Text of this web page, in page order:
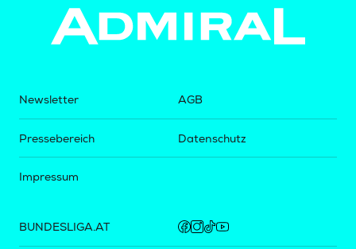
Newsletter
Pressebereich
Impressum
AGB
Datenschutz
BUNDESLIGA.AT